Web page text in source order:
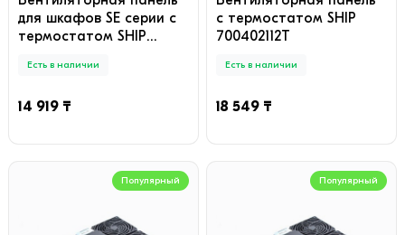
для шкафов SE серии с
термостатом SHIP
Есть в наличии
14 919 ₸
с термостатом SHIP
700402112Т
Есть в наличии
18 549 ₸
Популярный Популярный